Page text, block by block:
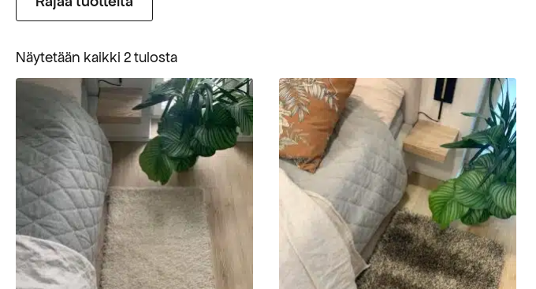
Näytetään kaikki 2 tulostaSuosituimmat
ensin